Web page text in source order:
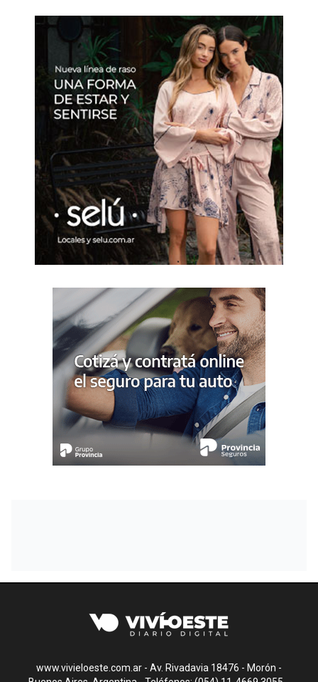
www.vivieloeste.com.ar - Av. Rivadavia 18476 - Morón -